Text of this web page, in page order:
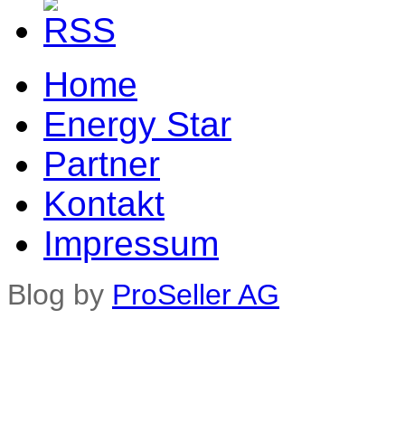
Home
Energy Star
Partner
Kontakt
Impressum
Blog by ProSeller AG